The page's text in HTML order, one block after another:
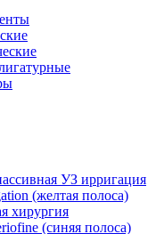
УЗ ирригация
(желтая полоса)
хирургия
(синяя полоса)